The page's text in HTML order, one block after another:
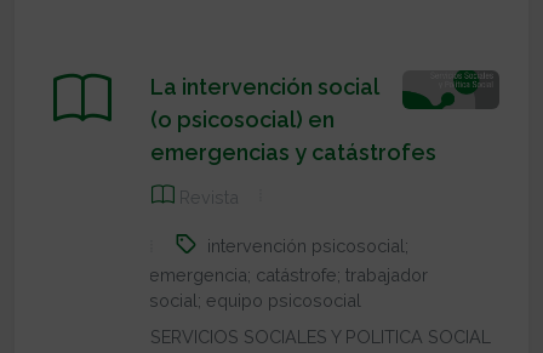
La intervención social
(o psicosocial) en
emergencias y catástrofes
Revista
intervención psicosocial;
emergencia; catástrofe; trabajador
social; equipo psicosocial
SERVICIOS SOCIALES Y POLITICA SOCIAL